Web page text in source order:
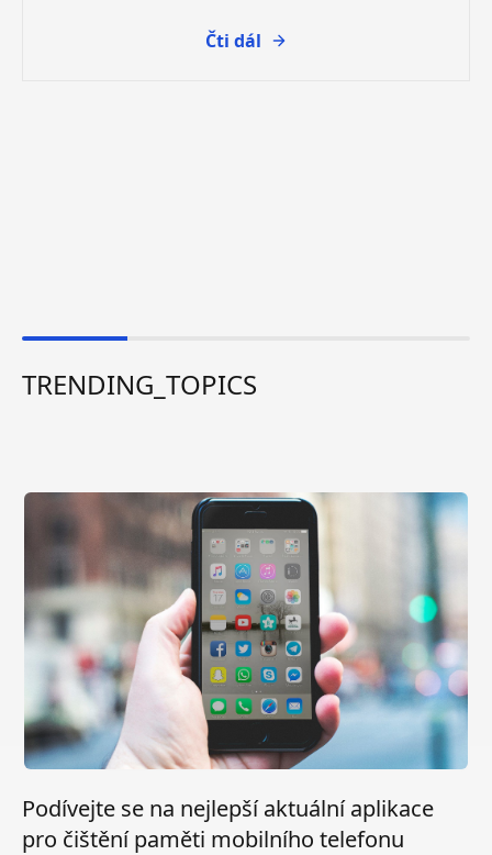
Čti dál
TRENDING_TOPICS
Podívejte se na nejlepší aktuální aplikace
pro čištění paměti mobilního telefonu